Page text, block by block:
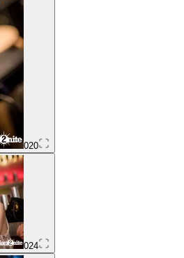
020
024